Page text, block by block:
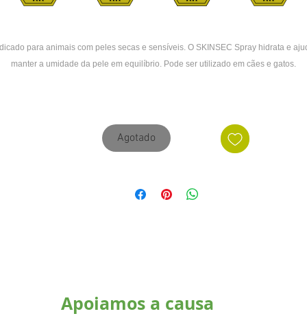
para animais com peles secas e sensíveis. O SKINSEC Spray hidrata e
manter a umidade da pele em equilíbrio. Pode ser utilizado em cães e gatos.
diretamente sobre a pele e pelagem ou diretamente sobre a área ressecada,
higienização do animal. Não necessita de enxágue. Utilizar duas vezes ao dia
Agotado
Apoiamos a causa